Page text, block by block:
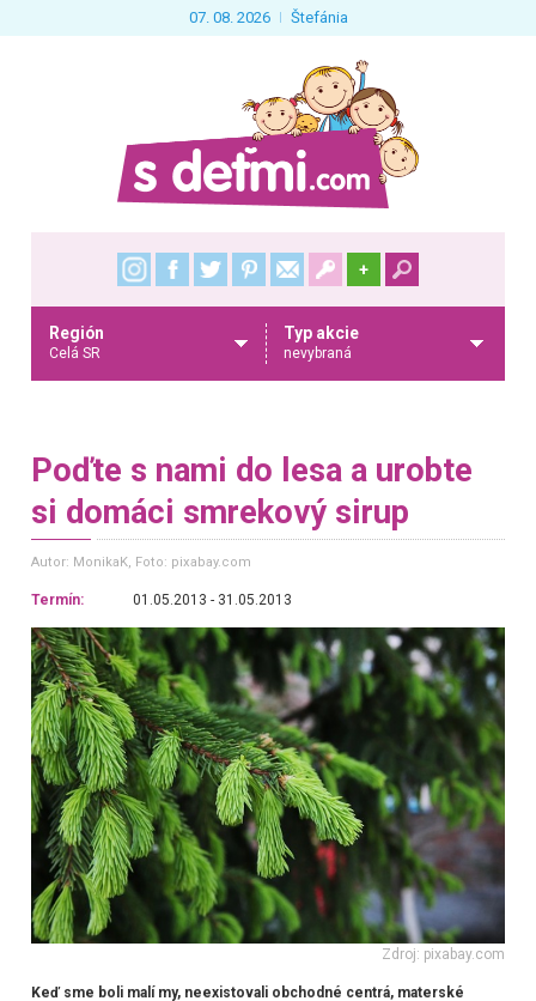
07. 08. 2026 Štefánia
+
Región
Celá SR
Typ akcie
nevybraná
Poďte s nami do lesa a urobte
si domáci smrekový sirup
Autor: MonikaK, Foto: pixabay.com
Termín: 01.05.2013 - 31.05.2013
Zdroj: pixabay.com
Keď sme boli malí my, neexistovali obchodné centrá, materské